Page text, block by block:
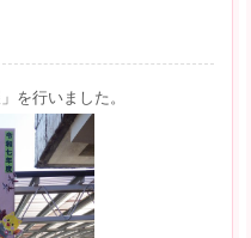
を行いました。